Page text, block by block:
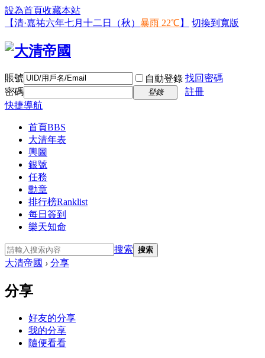
設為首頁收藏本站
【清·嘉祐六年七月十二日（秋） 暴雨 22℃ 】 切換到寬版
賬號 自動登錄 找回密碼
密碼
登錄
註冊
快捷導航
首頁BBS
大清年表
輿圖
銀號
任務
勳章
排行榜Ranklist
每日簽到
樂天知命
搜索 搜索
大清帝國 › 分享
分享
好友的分享
我的分享
隨便看看